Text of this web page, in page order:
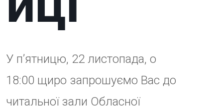
“Молодіжних вечорницях” –
спільній творчій ініціативі
УжМолРади для молоді
Ужгорода.
Тривалість: 18:00 – 19:00.